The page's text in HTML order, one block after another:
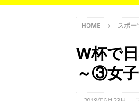
HOME スポー
W杯で
～③女